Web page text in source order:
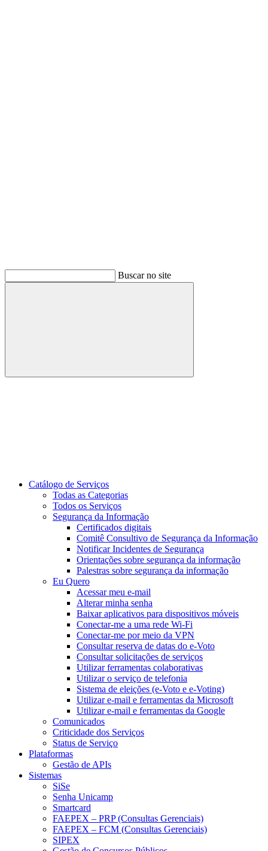
Buscar no site
Buscar
Catálogo de Serviços
Todas as Categorias
Todos os Serviços
Segurança da Informação
Certificados digitais
Comitê Consultivo de Segurança da Informação
Notificar Incidentes de Segurança
Orientações sobre segurança da informação
Palestras sobre segurança da informação
Eu Quero
Acessar meu e-mail
Alterar minha senha
Baixar aplicativos para dispositivos móveis
Conectar-me a uma rede Wi-Fi
Conectar-me por meio da VPN
Consultar reserva de datas do e-Voto
Consultar solicitações de serviços
Utilizar ferramentas colaborativas
Utilizar o serviço de telefonia
Sistema de eleições (e-Voto e e-Voting)
Utilizar e-mail e ferramentas da Microsoft
Utilizar e-mail e ferramentas da Google
Comunicados
Criticidade dos Serviços
Status de Serviço
Plataformas
Gestão de APIs
Sistemas
SiSe
Senha Unicamp
Smartcard
FAEPEX – PRP (Consultas Gerenciais)
FAEPEX – FCM (Consultas Gerenciais)
SIPEX